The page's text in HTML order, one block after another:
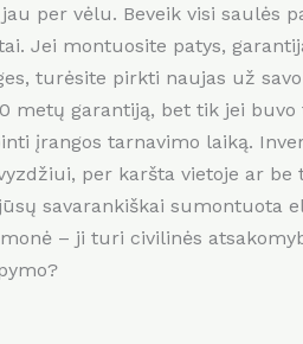
per vėlu. Beveik visi saulės
Jei montuosite patys,
turėsite pirkti naujas už
metų garantiją, bet tik jei
įrangos tarnavimo laiką.
per karšta vietoje ar be
savarankiškai sumontuota
– ji turi civilinės